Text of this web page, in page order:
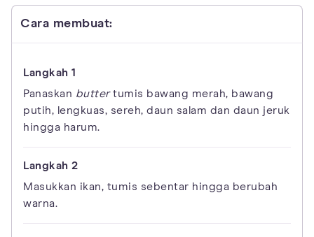
Cara membuat:
Panaskan buttertumis bawang merah, bawang
putih, lengkuas, sereh, daun salam dan daun jeruk
hingga harum.
Masukkan ikan, tumis sebentar hingga berubah
warna.